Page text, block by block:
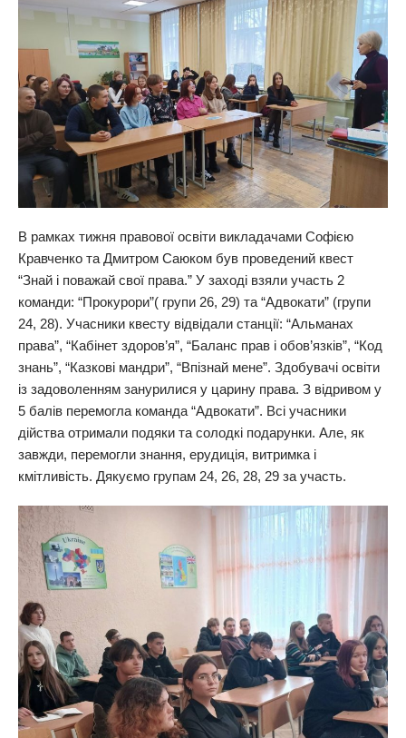
В рамках тижня правової освіти викладачами Софією
Кравченко та Дмитром Саюком був проведений квест
“Знай і поважай свої права.” У заході взяли участь 2
команди: “Прокурори”( групи 26, 29) та “Адвокати” (групи
24, 28). Учасники квесту відвідали станції: “Альманах
права”, “Кабінет здоров’я”, “Баланс прав і обов’язків”, “Код
знань”, “Казкові мандри”, “Впізнай мене”. Здобувачі освіти
із задоволенням занурилися у царину права. З відривом у
5 балів перемогла команда “Адвокати”. Всі учасники
дійства отримали подяки та солодкі подарунки. Але, як
завжди, перемогли знання, ерудиція, витримка і
кмітливість. Дякуємо групам 24, 26, 28, 29 за участь.